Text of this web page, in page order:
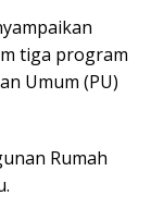
tiga program
Umum (PU)
Rumah